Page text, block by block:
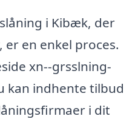
i Kibæk, der
er en enkel proces.
xn--grsslning-
kan indhente tilbud
i dit